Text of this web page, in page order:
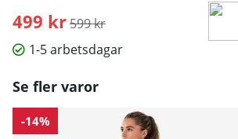
499 kr Ordinarie pris:
599 kr
1-5 arbetsdagar
Se fler varor
-14%